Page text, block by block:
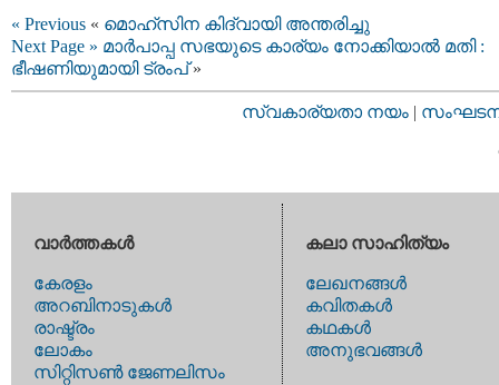
« Previous « മൊഹ്‌സിന കിദ്വായി അന്തരിച്ചു
Next Page » മാർപാപ്പ സഭയുടെ കാര്യം നോക്കിയാൽ മതി :
ഭീഷണിയുമായി ട്രംപ്»
സ്വകാര്യതാ നയം |
വാര്‍ത്തകള്‍
കേരളം
അറബിനാടുകള്‍
രാഷ്ട്രം
ലോകം
സിറ്റിസണ്‍ ജേണലിസം
കലാ സാഹിത്യം
ലേഖനങ്ങള്‍
കവിതകള്‍
കഥകള്‍
അനുഭവങ്ങള്‍